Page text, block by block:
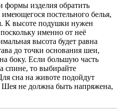
изделия обратить
постельного белья,
К высоте подушки нужен
именно от неё
высота будет равна
до точки основания шеи,
боку. Если большую часть
спине, то выбирайте
сна на животе подойдут
не должна быть напряжена,